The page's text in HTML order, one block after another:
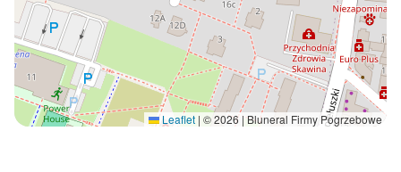
Leaflet | © 2026 | Bluneral Firmy Pogrzebowe